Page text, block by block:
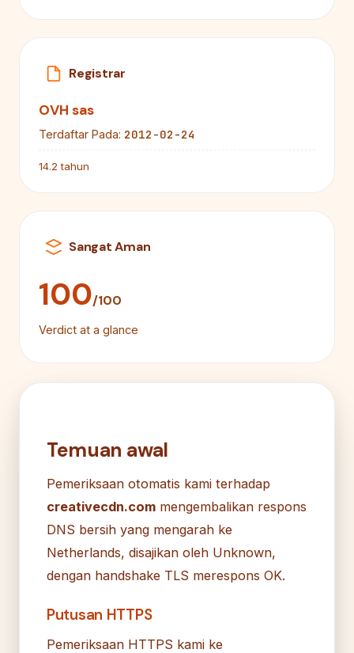
Registrar
OVH sas
Terdaftar Pada: 2012-02-24
14.2 tahun
Sangat Aman
100/100
Verdict at a glance
Temuan awal
Pemeriksaan otomatis kami terhadap
creativecdn.com mengembalikan respons
DNS bersih yang mengarah ke
Netherlands, disajikan oleh Unknown,
dengan handshake TLS merespons OK.
Putusan HTTPS
Pemeriksaan HTTPS kami ke